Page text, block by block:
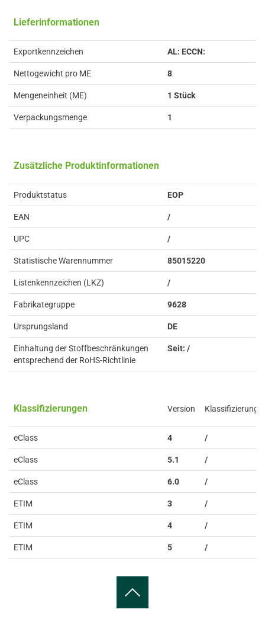
Lieferinformationen
Exportkennzeichen AL: ECCN:
Nettogewicht pro ME 8
Mengeneinheit (ME) 1 Stück
Verpackungsmenge 1
Zusätzliche Produktinformationen
Produktstatus EOP
EAN /
UPC /
Statistische Warennummer 85015220
Listenkennzeichen (LKZ) /
Fabrikategruppe 9628
Ursprungsland DE
Einhaltung der Stoffbeschränkungen
entsprechend der RoHS-Richtlinie
Seit: /
Klassifizierungen Version Klassifizierung
eClass 4 /
eClass 5.1 /
eClass 6.0 /
ETIM 3 /
ETIM 4 /
ETIM 5 /